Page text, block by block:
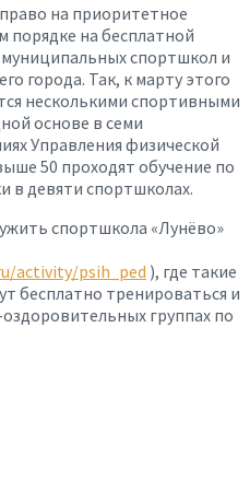
на приоритетное
порядке на бесплатной
спортшкол и
города. Так, к марту этого
несколькими спортивными
основе в семи
Управления физической
50 проходят обучение по
в девяти спортшколах.
спортшкола «Лунёво»
activity/psih_ped ), где такие
бесплатно тренироваться и
группах по